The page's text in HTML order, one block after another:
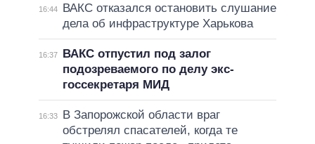
16:44
ВАКС отказался остановить слушание
дела об инфраструктуре Харькова
16:37
ВАКС отпустил под залог
подозреваемого по делу экс-
госсекретаря МИД
16:33
В Запорожской области враг
обстрелял спасателей, когда те